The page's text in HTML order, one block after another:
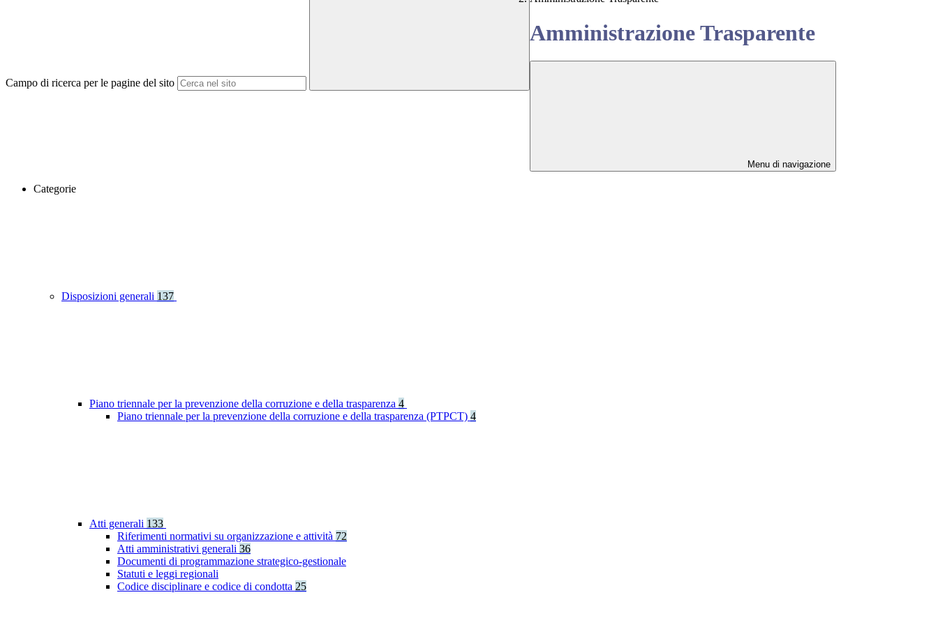
Campo di ricerca per le pagine del sito
Amministrazione Trasparente
Menu di navigazione
Categorie
Disposizioni generali 137
Piano triennale per la prevenzione della corruzione e della trasparenza 4
Piano triennale per la prevenzione della corruzione e della trasparenza (PTPCT) 4
Atti generali 133
Riferimenti normativi su organizzazione e attività 72
Atti amministrativi generali 36
Documenti di programmazione strategico-gestionale
Statuti e leggi regionali
Codice disciplinare e codice di condotta 25